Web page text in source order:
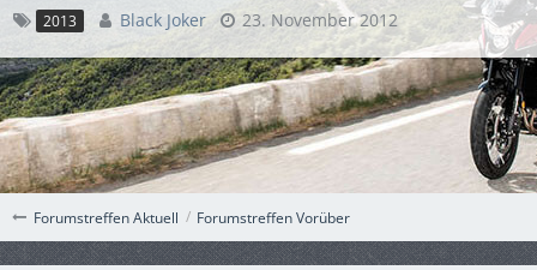
Forumstreffen Aktuell Forumstreffen Vorüber
2013 Black Joker 23. November 2012